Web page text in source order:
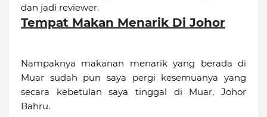
dan jadi reviewer.
Tempat Makan Menarik Di Johor
Nampaknya makanan menarik yang berada di
Muar sudah pun saya pergi kesemuanya yang
secara kebetulan saya tinggal di Muar, Johor
Bahru.